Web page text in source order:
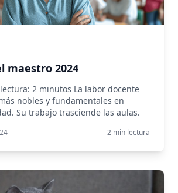
maestro 2024
2 minutos La labor docente
nobles y fundamentales en
Su trabajo trasciende las aulas.
2 min lectura